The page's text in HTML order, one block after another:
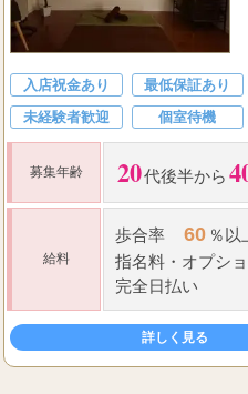
入店祝金あり 最低保証あり
未経験者歓迎
個室待機
募集年齢 20代後半から
給料
歩合率 60 ％以
指名料 ・ オプシ
完全日払い
詳しく見る